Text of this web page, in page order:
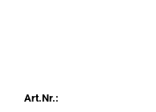
Art.Nr.: